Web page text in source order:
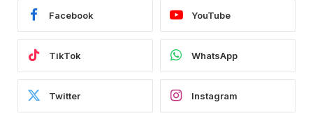
Facebook YouTube
TikTok WhatsApp
Twitter Instagram